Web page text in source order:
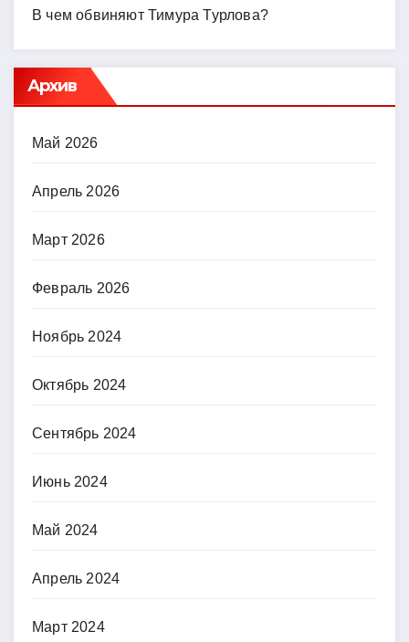
В чем обвиняют Тимура Турлова?
Архив
Май 2026
Апрель 2026
Март 2026
Февраль 2026
Ноябрь 2024
Октябрь 2024
Сентябрь 2024
Июнь 2024
Май 2024
Апрель 2024
Март 2024